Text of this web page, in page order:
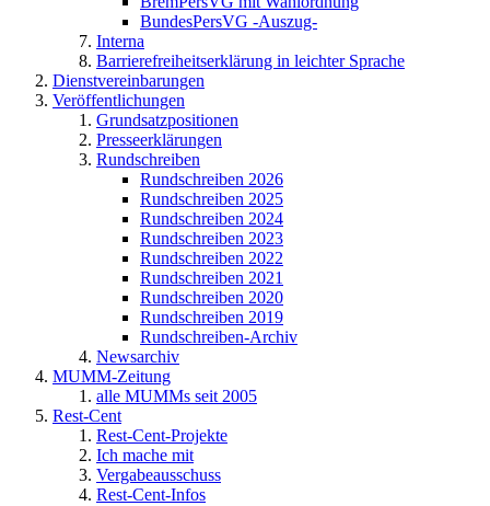
BundesPersVG -Auszug-
Interna
Barrierefreiheitserklärung in leichter Sprache
Dienstvereinbarungen
Veröffentlichungen
Grundsatzpositionen
Presseerklärungen
Rundschreiben
Rundschreiben 2026
Rundschreiben 2025
Rundschreiben 2024
Rundschreiben 2023
Rundschreiben 2022
Rundschreiben 2021
Rundschreiben 2020
Rundschreiben 2019
Rundschreiben-Archiv
Newsarchiv
MUMM-Zeitung
alle MUMMs seit 2005
Rest-Cent
Rest-Cent-Projekte
Ich mache mit
Vergabeausschuss
Rest-Cent-Infos